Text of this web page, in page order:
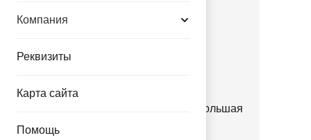
Компания
Реквизиты
Карта сайта
Помощь
Рамка для печ станка ал большая